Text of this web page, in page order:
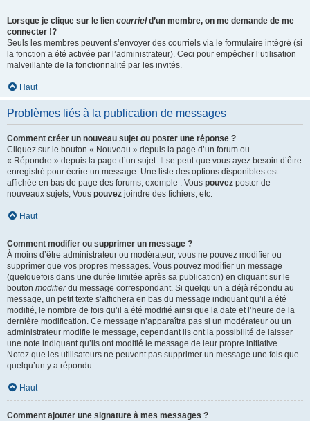
Lorsque je clique sur le lien courrield’un membre, on me demande de me
connecter !?
Seuls les membres peuvent s’envoyer des courriels via le formulaire intégré (si
la fonction a été activée par l’administrateur). Ceci pour empêcher l’utilisation
malveillante de la fonctionnalité par les invités.
Haut
Problèmes liés à la publication de messages
Comment créer un nouveau sujet ou poster une réponse ?
Cliquez sur le bouton « Nouveau » depuis la page d’un forum ou
« Répondre » depuis la page d’un sujet. Il se peut que vous ayez besoin d’être
enregistré pour écrire un message. Une liste des options disponibles est
affichée en bas de page des forums, exemple : Vous pouvez poster de
nouveaux sujets, Vous pouvez joindre des fichiers, etc.
Haut
Comment modifier ou supprimer un message ?
À moins d’être administrateur ou modérateur, vous ne pouvez modifier ou
supprimer que vos propres messages. Vous pouvez modifier un message
(quelquefois dans une durée limitée après sa publication) en cliquant sur le
bouton modifierdu message correspondant. Si quelqu’un a déjà répondu au
message, un petit texte s’affichera en bas du message indiquant qu’il a été
modifié, le nombre de fois qu’il a été modifié ainsi que la date et l’heure de la
dernière modification. Ce message n’apparaîtra pas si un modérateur ou un
administrateur modifie le message, cependant ils ont la possibilité de laisser
une note indiquant qu’ils ont modifié le message de leur propre initiative.
Notez que les utilisateurs ne peuvent pas supprimer un message une fois que
quelqu’un y a répondu.
Haut
Comment ajouter une signature à mes messages ?